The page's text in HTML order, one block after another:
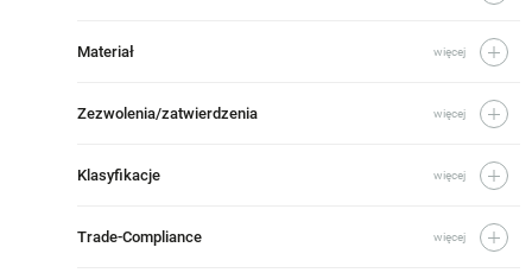
Materiał więcej
Zezwolenia/zatwierdzenia więcej
Klasyfikacje więcej
Trade-Compliance więcej